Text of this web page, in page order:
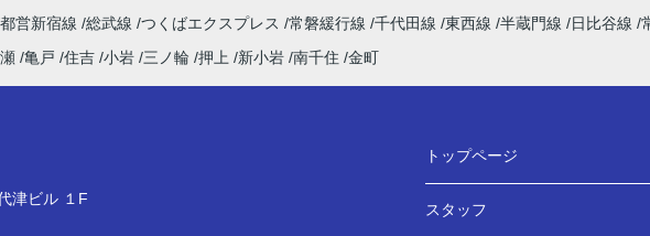
都営新宿線 総武線 つくばエクスプレス 常磐緩行線 千代田線 東西線 半蔵門線 日比谷線
亀戸 住吉 小岩 三ノ輪 押上 新小岩 南千住 金町
津ビル １F
トップページ
スタッフ